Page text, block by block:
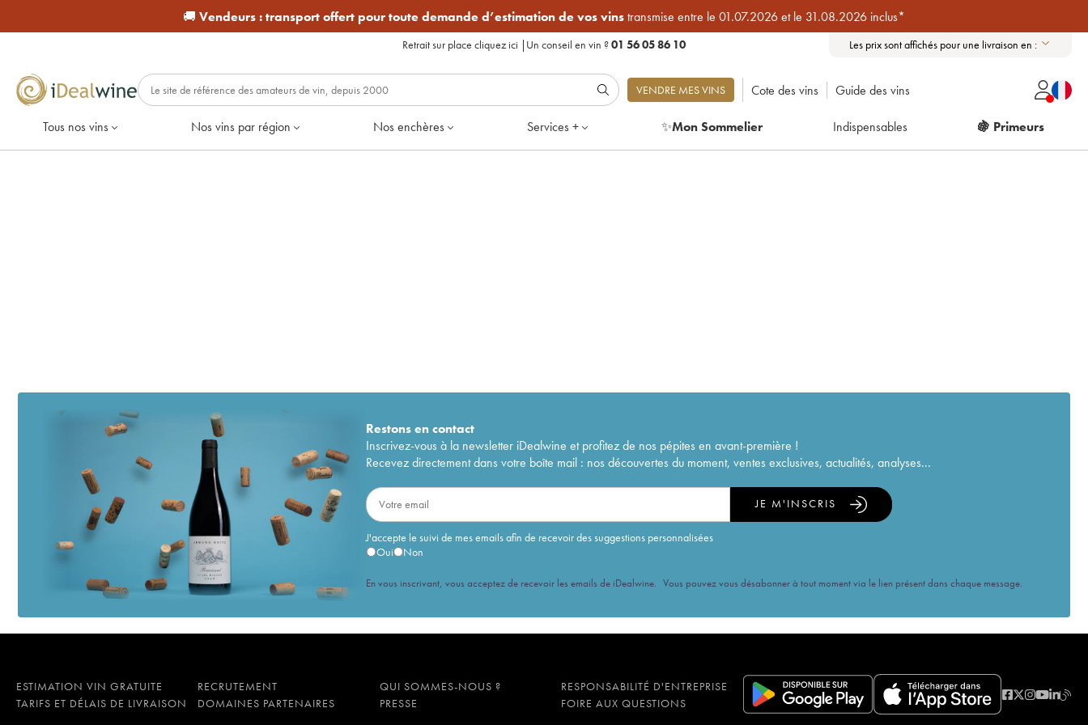
🚚 Vendeurs :transport offert pour toute demande d’estimation de vos vinstransmise entre le 01.07.2026 et le 31.08.2026 inclus*
Retrait sur place cliquez ici | Un conseil en vin ?01 56 05 86 10 Les prix sont affichés pour une livraison en :
VENDRE MES VINS Cote des vins Guide des vins
Tous nos vins Nos vins par région Nos enchères Services + ✨Mon Sommelier Indispensables 🍇 Primeurs
Restons encontact
Inscrivez-vous à la newsletter iDealwine et profitez de nos pépites en avant-première !
Recevez directement dans votre boîte mail : nos découvertes du moment, ventes exclusives, actualités, analyses...
J'accepte le suivi de mes emails afin de recevoir des suggestions personnalisées
Oui
Non
JE M'INSCRIS
En vous inscrivant, vous acceptez de recevoir les emails de iDealwine. Vous pouvez vous désabonner à tout moment via le lien présent dans chaque message.
ESTIMATION VIN GRATUITE RECRUTEMENT QUI SOMMES-NOUS ?
RESPONSABILITÉ D'ENTREPRISE
TARIFS ET DÉLAIS DE LIVRAISON
DOMAINES PARTENAIRES PRESSE FOIRE AUX QUESTIONS